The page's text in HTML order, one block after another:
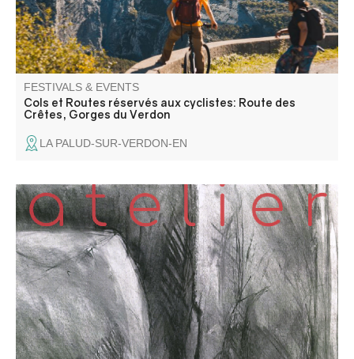
FESTIVALS & EVENTS
Cols et Routes réservés aux cyclistes: Route des
Crêtes, Gorges du Verdon
LA PALUD-SUR-VERDON-EN
Joan Dubique, artiste peintre, vous accueille dans son
atelier Iledegres pour vous faire découvrir ses œuvres
variées et intenses réalisées au couteau.